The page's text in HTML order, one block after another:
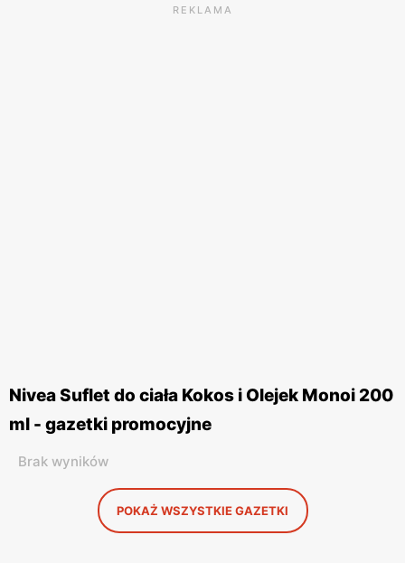
REKLAMA
Nivea Suflet do ciała Kokos i Olejek Monoi 200
ml - gazetki promocyjne
Brak wyników
POKAŻ WSZYSTKIE GAZETKI